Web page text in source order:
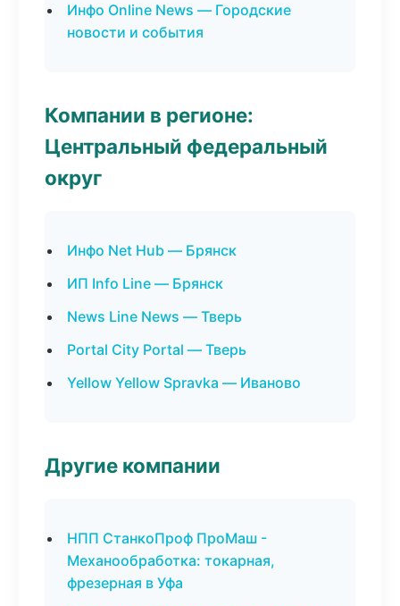
Инфо Online News — Городские
новости и события
Компании в регионе:
Центральный федеральный
округ
Инфо Net Hub — Брянск
ИП Info Line — Брянск
News Line News — Тверь
Portal City Portal — Тверь
Yellow Yellow Spravka — Иваново
Другие компании
НПП СтанкоПроф ПроМаш -
Механообработка: токарная,
фрезерная в Уфа